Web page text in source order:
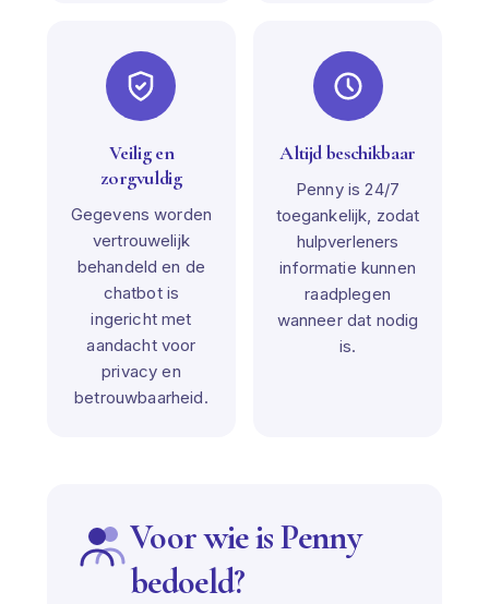
Veilig en
zorgvuldig
Gegevens worden
vertrouwelijk
behandeld en de
chatbot is
ingericht met
aandacht voor
privacy en
betrouwbaarheid.
Altijd beschikbaar
Penny is 24/7
toegankelijk, zodat
hulpverleners
informatie kunnen
raadplegen
wanneer dat nodig
is.
Voor wie is Penny
bedoeld?